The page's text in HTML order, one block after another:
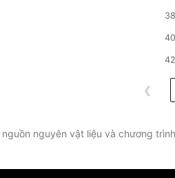
❮
nguyên vật liệu và chương